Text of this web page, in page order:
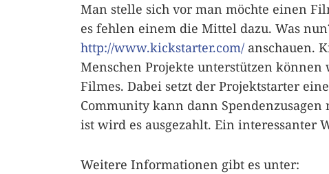
Man stelle sich vor man möchte einen
es fehlen einem die Mittel dazu. Was
http://www.kickstarter.com/ anschauen.
Menschen Projekte unterstützen
Filmes. Dabei setzt der Projektstarter
Community kann dann
ist wird es ausgezahlt. Ein interessanter
Weitere Informationen gibt es unter: